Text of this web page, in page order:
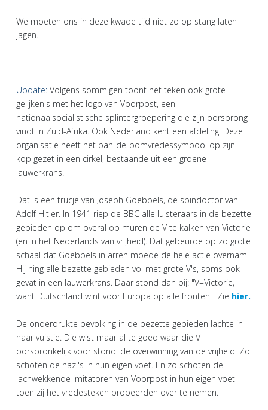
We moeten ons in deze kwade tijd niet zo op stang laten
jagen.
Update: Volgens sommigen toont het teken ook grote
gelijkenis met het logo van Voorpost, een
nationaalsocialistische splintergroepering die zijn oorsprong
vindt in Zuid-Afrika. Ook Nederland kent een afdeling. Deze
organisatie heeft het ban-de-bomvredessymbool op zijn
kop gezet in een cirkel, bestaande uit een groene
lauwerkrans.
Dat is een trucje van Joseph Goebbels, de spindoctor van
Adolf Hitler. In 1941 riep de BBC alle luisteraars in de bezette
gebieden op om overal op muren de V te kalken van Victorie
(en in het Nederlands van vrijheid). Dat gebeurde op zo grote
schaal dat Goebbels in arren moede de hele actie overnam.
Hij hing alle bezette gebieden vol met grote V's, soms ook
gevat in een lauwerkrans. Daar stond dan bij: "V=Victorie,
want Duitschland wint voor Europa op alle fronten". Zie hier.
De onderdrukte bevolking in de bezette gebieden lachte in
haar vuistje. Die wist maar al te goed waar die V
oorspronkelijk voor stond: de overwinning van de vrijheid. Zo
schoten de nazi's in hun eigen voet. En zo schoten de
lachwekkende imitatoren van Voorpost in hun eigen voet
toen zij het vredesteken probeerden over te nemen.